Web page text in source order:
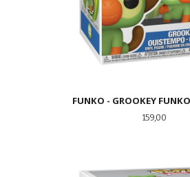
FUNKO - GROOKEY
Pris
159,00